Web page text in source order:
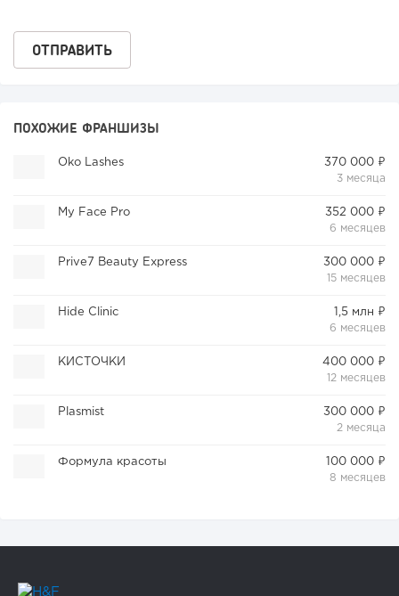
ПОХОЖИЕ ФРАНШИЗЫ
Oko Lashes
370 000 ₽
3 месяца
My Face Pro
352 000 ₽
6 месяцев
Prive7 Beauty Express
300 000 ₽
15 месяцев
Hide Clinic
1,5 млн ₽
6 месяцев
КИСТОЧКИ
400 000 ₽
12 месяцев
Plasmist
300 000 ₽
2 месяца
Формула красоты
100 000 ₽
8 месяцев